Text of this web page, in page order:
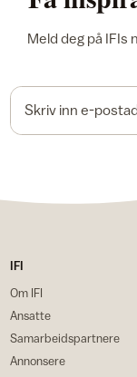
Meld deg på IFIs
IFI
Om IFI
Ansatte
Samarbeidspartnere
Annonsere